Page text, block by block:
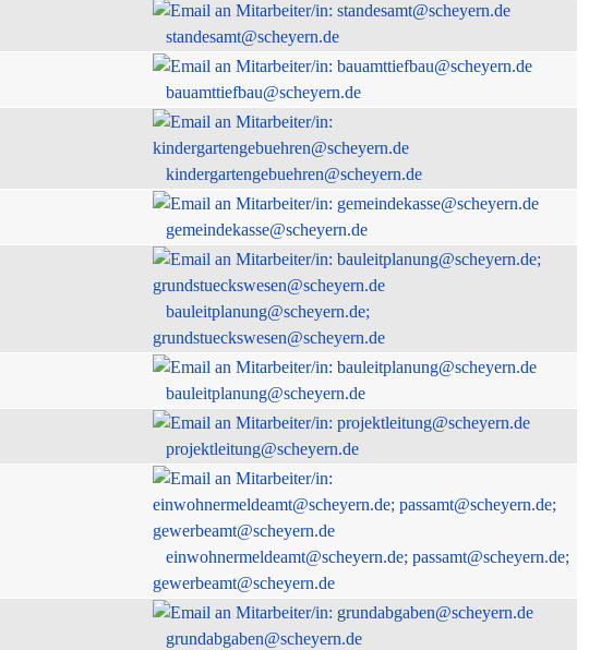
standesamt@scheyern.de
bauamttiefbau@scheyern.de
kindergartengebuehren@scheyern.de
gemeindekasse@scheyern.de
bauleitplanung@scheyern.de;
grundstueckswesen@scheyern.de
bauleitplanung@scheyern.de
projektleitung@scheyern.de
einwohnermeldeamt@scheyern.de; passamt@scheyern.de;
gewerbeamt@scheyern.de
grundabgaben@scheyern.de